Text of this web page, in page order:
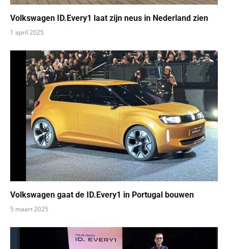
Volkswagen ID.Every1 laat zijn neus in Nederland zien
1 april 2025
Volkswagen gaat de ID.Every1 in Portugal bouwen
5 maart 2025